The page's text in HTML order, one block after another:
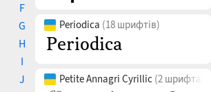
F
G
H
I
J
Periodica (18 шрифтів)
Petite Annagri Cyrillic (2 шрифта)